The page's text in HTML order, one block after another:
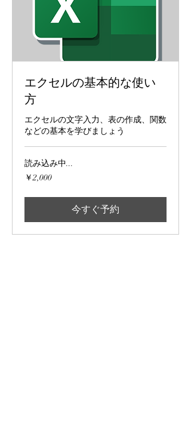
エクセルの基本的な使い
方
エクセルの文字入力、表の作成、関数
などの基本を学びましょう
読み込み中...
2,000
円
￥2,000
今すぐ予約